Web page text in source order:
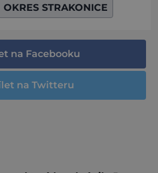
OKRES STRAKONICE
na Facebooku
na Twitteru